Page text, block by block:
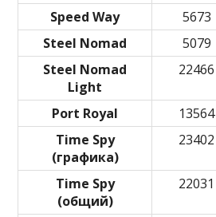
Speed Way 5673
Steel Nomad
5079
Steel Nomad
Light
22466
Port Royal 13564
Time Spy
(графика)
23402
Time Spy
(общий)
22031